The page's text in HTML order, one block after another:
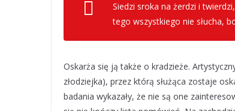
Siedzi sroka na żerdzi i
tego wszystkiego nie słucha,
Oskarża się ją także o kradzieże.
złodziejka), przez którą służąca zostaje
badania wykazały, że nie są one